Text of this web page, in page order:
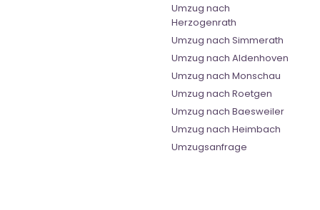
Umzug nach
Herzogenrath
Umzug nach Simmerath
Umzug nach Aldenhoven
Umzug nach Monschau
Umzug nach Roetgen
Umzug nach Baesweiler
Umzug nach Heimbach
Umzugsanfrage